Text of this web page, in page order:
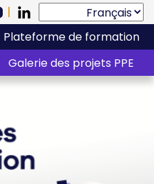
Plateforme de formation
Galerie des projets PPE